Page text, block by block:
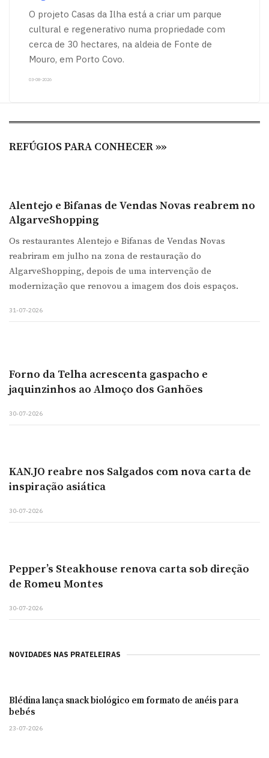
O projeto Casas da Ilha está a criar um parque
cultural e regenerativo numa propriedade com
cerca de 30 hectares, na aldeia de Fonte de
Mouro, em Porto Covo.
03-08-2026
REFÚGIOS PARA CONHECER »»
Alentejo e Bifanas de Vendas Novas reabrem no
AlgarveShopping
Os restaurantes Alentejo e Bifanas de Vendas Novas
reabriram em julho na zona de restauração do
AlgarveShopping, depois de uma intervenção de
modernização que renovou a imagem dos dois espaços.
31-07-2026
Forno da Telha acrescenta gaspacho e
jaquinzinhos ao Almoço dos Ganhões
30-07-2026
KAN.JO reabre nos Salgados com nova carta de
inspiração asiática
30-07-2026
Pepper’s Steakhouse renova carta sob direção
de Romeu Montes
30-07-2026
NOVIDADES NAS PRATELEIRAS
Blédina lança snack biológico em formato de anéis para
bebés
23-07-2026